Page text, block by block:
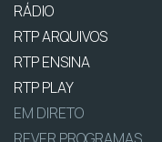
RÁDIO
RTP ARQUIVOS
RTP ENSINA
RTP PLAY
EM DIRETO